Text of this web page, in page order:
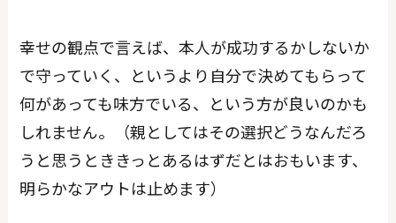
幸せの観点で言えば、本人が成功するかしないか
で守っていく、というより自分で決めてもらって
何があっても味方でいる、という方が良いのかも
しれません。（親としてはその選択どうなんだろ
うと思うとききっとあるはずだとはおもいます、
明らかなアウトは止めます）